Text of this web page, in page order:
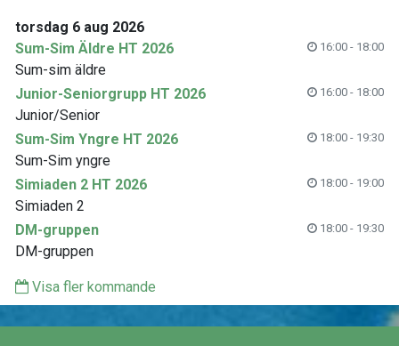
torsdag 6 aug 2026
Sum-Sim Äldre HT 2026
16:00 - 18:00
Sum-sim äldre
Junior-Seniorgrupp HT 2026
16:00 - 18:00
Junior/Senior
Sum-Sim Yngre HT 2026
18:00 - 19:30
Sum-Sim yngre
Simiaden 2 HT 2026
18:00 - 19:00
Simiaden 2
DM-gruppen
18:00 - 19:30
DM-gruppen
Visa fler kommande